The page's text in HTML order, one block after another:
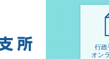
行政
オン